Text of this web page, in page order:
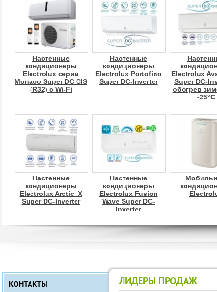
Настенные
кондиционеры
Electrolux серии
Monaco Super DC CIS
(R32) c Wi-Fi
Настенные
кондиционеры
Electrolux Portofino
Super DC-Inverter
Electrolux
Super DC-
обогрев
-25°С
Настенные
кондиционеры
Electrolux Arctic_X
Super DC-Inverter
Настенные
кондиционеры
Electrolux Fusion
Wave Super DC-
Inverter
КОНТАКТЫ ЛИДЕРЫ ПРОДАЖ